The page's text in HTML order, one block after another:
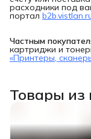
расходники под
портал
Частным
картриджи и
«Принтеры,
Товары из